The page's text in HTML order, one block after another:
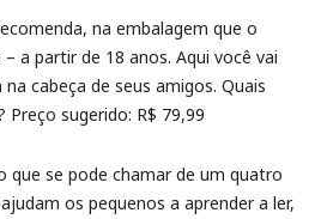
na embalagem que o
a partir de 18 anos. Aqui você vai
cabeça de seus amigos. Quais
Preço sugerido: R$ 79,99
que se pode chamar de um quatro
os pequenos a aprender a ler,